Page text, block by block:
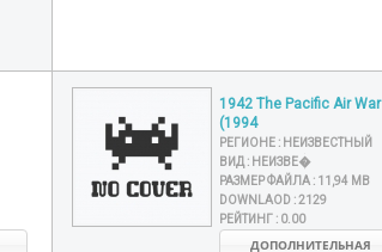
1942 The Pacific Air War
(1994
РЕГИОНЕ : НЕИЗВЕСТНЫЙ
ВИД : НЕИЗВЕ�
РАЗМЕР ФАЙЛА : 11,94 MB
DOWNLAOD :2129
РЕЙТИНГ : 0.00
ДОПОЛНИТЕЛЬНАЯ